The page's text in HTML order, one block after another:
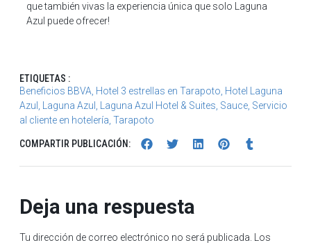
que también vivas la experiencia única que solo Laguna
Azul puede ofrecer!
ETIQUETAS :
Beneficios BBVA Hotel 3 estrellas en Tarapoto Hotel Laguna
Azul
Laguna Azul Laguna Azul Hotel & Suites Sauce Servicio
al cliente en hotelería Tarapoto
COMPARTIR PUBLICACIÓN:
Deja una respuesta
Tu dirección de correo electrónico no será publicada.
Los